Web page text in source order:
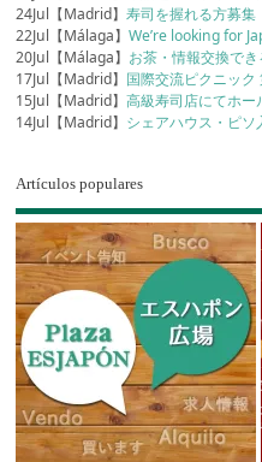
24Jul【Madrid】寿司を握れる方募集
22Jul【Málaga】We’re looking for
20Jul【Málaga】 お茶・情報交換で
17Jul【Madrid】 国際交流ピクニッ
15Jul【Madrid】高級寿司店にてホ
14Jul【Madrid】 シェアハウス・ピソ
Artículos populares